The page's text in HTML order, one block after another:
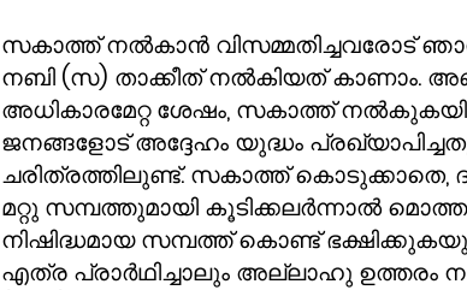
സകാത്ത് നൽകാൻ വിസമ്മതിച്ചവരോട്
നബി (സ) താക്കീത് നൽകിയത് കാണാം.
അധികാരമേറ്റ ശേഷം, സകാത്ത്
ജനങ്ങളോട് അദ്ദേഹം യുദ്ധം
ചരിത്രത്തിലുണ്ട്. സകാത്ത് കൊടുക്കാതെ,
മറ്റു സമ്പത്തുമായി കൂടിക്കലർന്നാൽ
നിഷിദ്ധമായ സമ്പത്ത് കൊണ്ട്
എത്ര പ്രാർഥിച്ചാലും അല്ലാഹു ഉത്തരം